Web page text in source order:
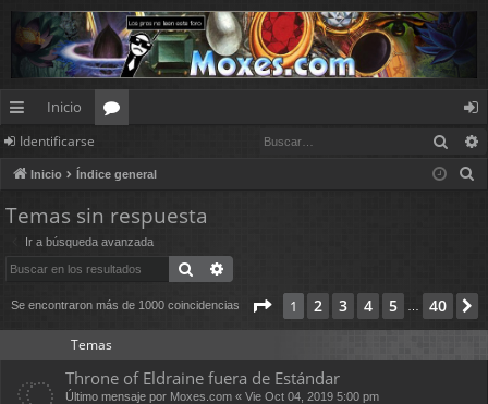
nl
ac
es
os
Inicio
os
de
nt
e
Identificarse
Inicio Índice general
r
Temas sin respuesta
Ir a búsqueda avanzada
Buscar
Se encontraron más de 1000 coincidencias Página de 40
1 2 3 4 5 40
Temas
Throne of Eldraine fuera de Estándar
Último mensaje por Moxes.com « Vie Oct 04, 2019 5:00 pm